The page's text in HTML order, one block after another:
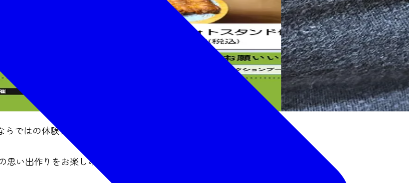
ではの体験プログラムが楽しめるワークショップを実施していま
い出作りをお楽しみください。